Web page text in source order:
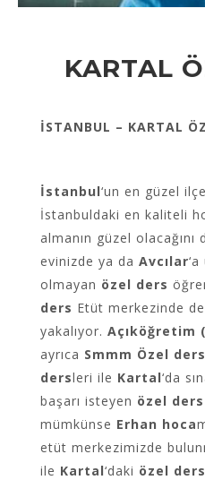
KARTAL
İSTANBUL – KARTAL
İstanbul‘un en güzel
İstanbuldaki en kaliteli
almanın güzel olacağını
evinizde ya da Avcılar
olmayan özel ders
ders Etüt merkezinde
yakalıyor. Açıköğretim
ayrıca Smmm Özel ders
dersleri ile Kartal‘da
başarı isteyen özel ders
mümkünse Erhan hoca
etüt merkezimizde
ile Kartal‘daki özel ders